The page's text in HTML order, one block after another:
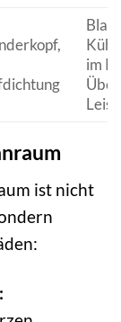
im
ist nicht